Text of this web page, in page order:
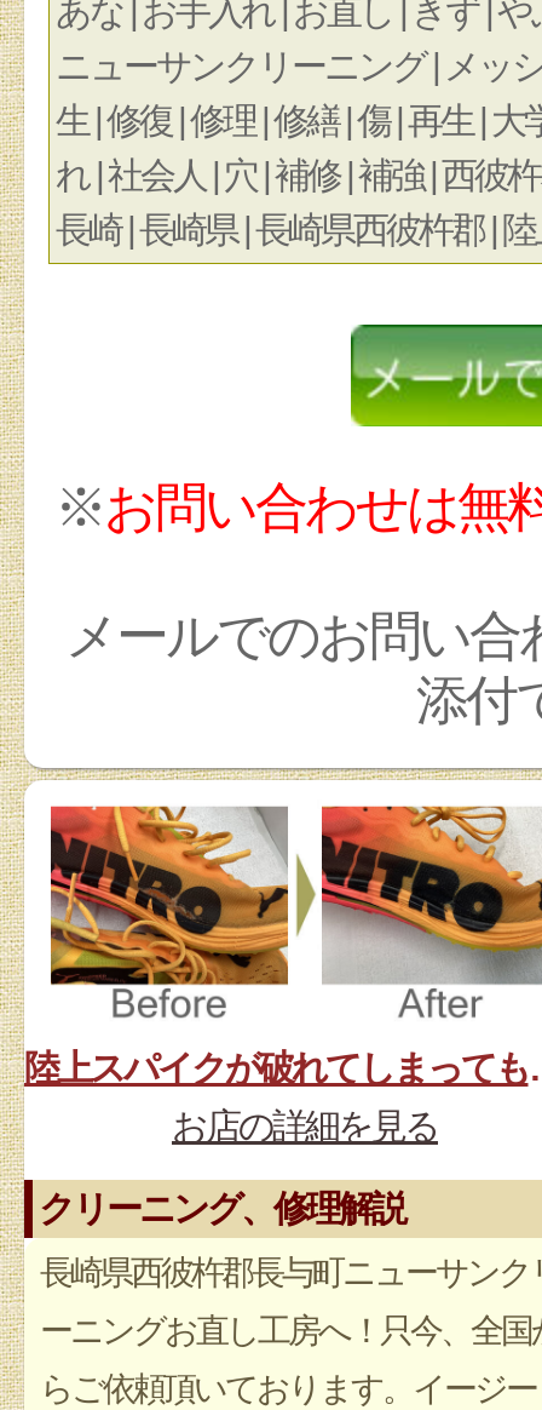
あな | お手入れ | お直し | きず |
ニューサンクリーニング | メッ
生 | 修復 | 修理 | 修繕 | 傷 | 再生 |
れ | 社会人 | 穴 | 補修 | 補強 | 西彼
長崎 | 長崎県 | 長崎県西彼杵郡 |
※お問い合わせは無
メールでのお問い
添付
陸上ス
お店の詳細を見る
クリーニング、修理解説
長崎県西彼杵郡長与町ニューサンク
ーニングお直し工房へ！只今、全国
らご依頼頂いております。イージ